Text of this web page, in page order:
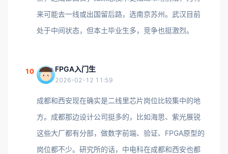
来可能去一线或出国留后路，选南京苏州。武汉目前
处于中间状态，但本土毕业生多，竞争也挺激烈。
10 FPGA入门生
2026-02-12 11:59
成都和西安现在确实是二线里芯片岗位比较集中的地
方。成都那边设计公司挺多的，比如海思、紫光展锐
这些大厂都有分部，做数字前端、验证、FPGA原型的
岗位都不少。研究所的话，中电科在成都和西安也都